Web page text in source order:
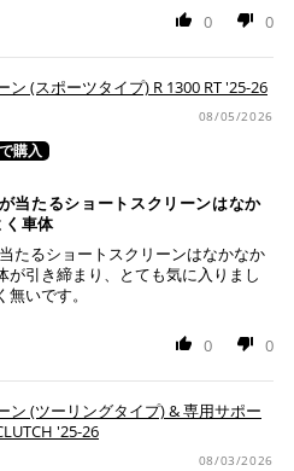
ードを使ってスムーズなお支払
使える！「簡単」「あんしん」
利用ください。
のは楽天カード・楽天ポイン
頂けるクレジットカードは
のみです。
アカウントからご希望のお支払
リックするだけで簡単に支払い
会社の指定はできかねます。
0 0
ン (スポーツタイプ) R 1300 RT '25-26
08/05/2026
当たるショートスクリーンはなか
く車体
たるショートスクリーンはなかなか
が引き締まり、とても気に入りまし
いです。
0 0
ン (ツーリングタイプ) & 専用サポー
'25-26
08/03/2026